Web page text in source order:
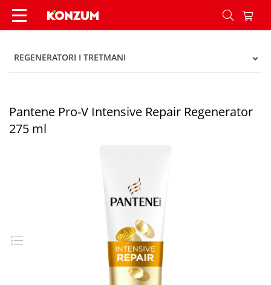
Pantene Pro-V Intensive Repair Regenerator 275
REGENERATORI I TRETMANI
Pantene Pro-V Intensive Repair Regenerator
275 ml